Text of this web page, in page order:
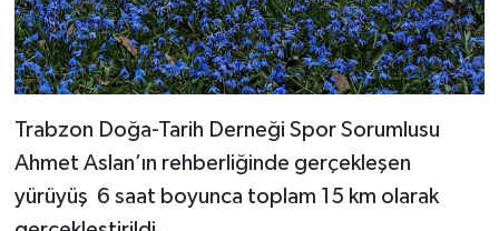
Trabzon Doğa-Tarih Derneği Spor Sorumlusu
Ahmet Aslan’ın rehberliğinde gerçekleşen
yürüyüş 6 saat boyunca toplam 15 km olarak